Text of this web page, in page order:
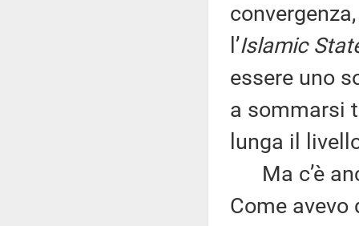
l’Islamic
essere uno
a sommarsi
lunga il
Ma c’è
Come